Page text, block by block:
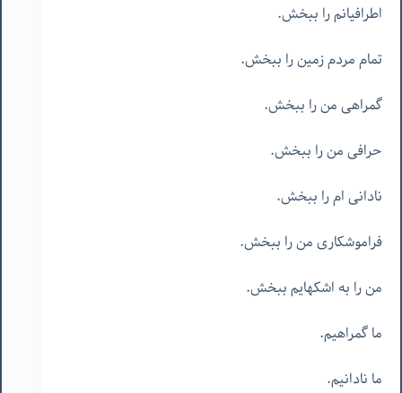
اطرافیانم را ببخش.
تمام مردم زمین را ببخش.
گمراهی من را ببخش.
حرافی من را ببخش.
نادانی ام را ببخش.
فراموشکاری من را ببخش.
من را به اشکهایم ببخش.
ما گمراهیم.
ما نادانیم.